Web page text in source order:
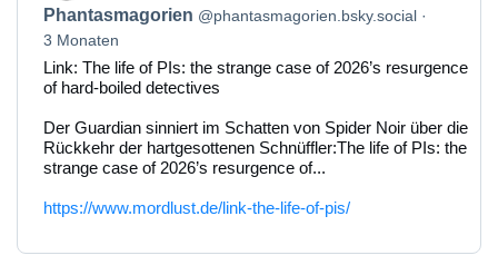
auf
Bluesky
ansehen
Phantasmagorien @phantasmagorien.bsky.social
3 Monaten
Link: The life of PIs: the strange case of 2026’s resurgence
of hard-boiled detectives
Der Guardian sinniert im Schatten von Spider Noir über die
Rückkehr der hartgesottenen Schnüffler:The life of PIs: the
strange case of 2026’s resurgence of...
https://www.mordlust.de/link-the-life-of-pis/